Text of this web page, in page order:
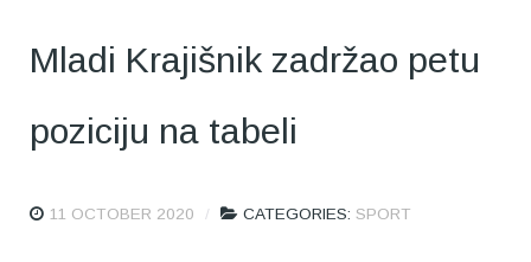
Mladi Krajišnik zadržao petu
poziciju na tabeli
11 OCTOBER 2020 CATEGORIES: SPORT